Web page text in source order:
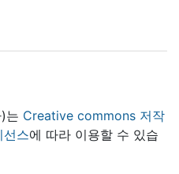
는 Creative commons 저작
스에 따라 이용할 수 있습